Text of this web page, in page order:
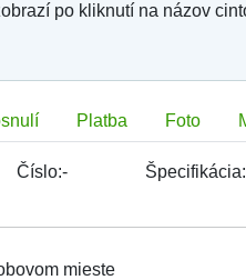
po kliknutí na názov
Platba Foto
Číslo:-
mieste